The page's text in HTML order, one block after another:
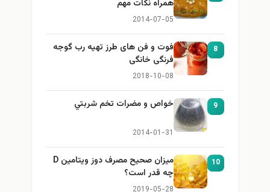
همراه نكات مهم
2014-07-05
8
فوت و فن های طرز تهیه رب گوجه
فرنگی خانگی
2018-10-08
9 خواص و مضرات تخم شربتي
2014-01-31
10
میزان صحیح مصرف دوز ویتامین D
چه قدر است؟
2019-05-28